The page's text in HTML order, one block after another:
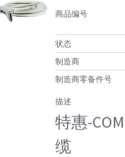
商品编号
状态
制造商
制造商零备件号
描述
特惠-
缆